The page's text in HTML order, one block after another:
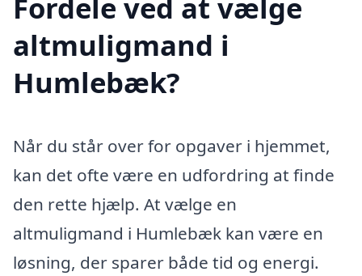
altmuligmand i
Humlebæk?
Når du står over for opgaver i hjemmet,
kan det ofte være en udfordring at finde
den rette hjælp. At vælge en
altmuligmand i Humlebæk kan være en
løsning, der sparer både tid og energi.